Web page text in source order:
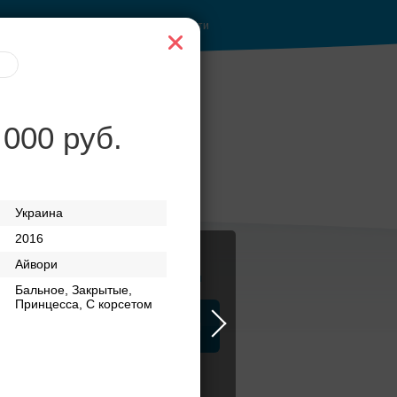
руб.
Украина
2016
Айвори
Бальное, Закрытые,
Принцесса, С корсетом
Войти
Журнал